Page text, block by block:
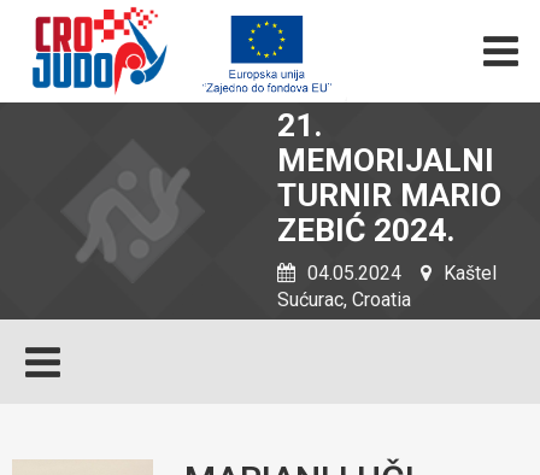
21.
MEMORIJALNI
TURNIR MARIO
ZEBIĆ 2024.
04.05.2024
Kaštel
Sućurac, Croatia